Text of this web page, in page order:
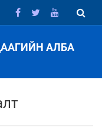
АЛБА